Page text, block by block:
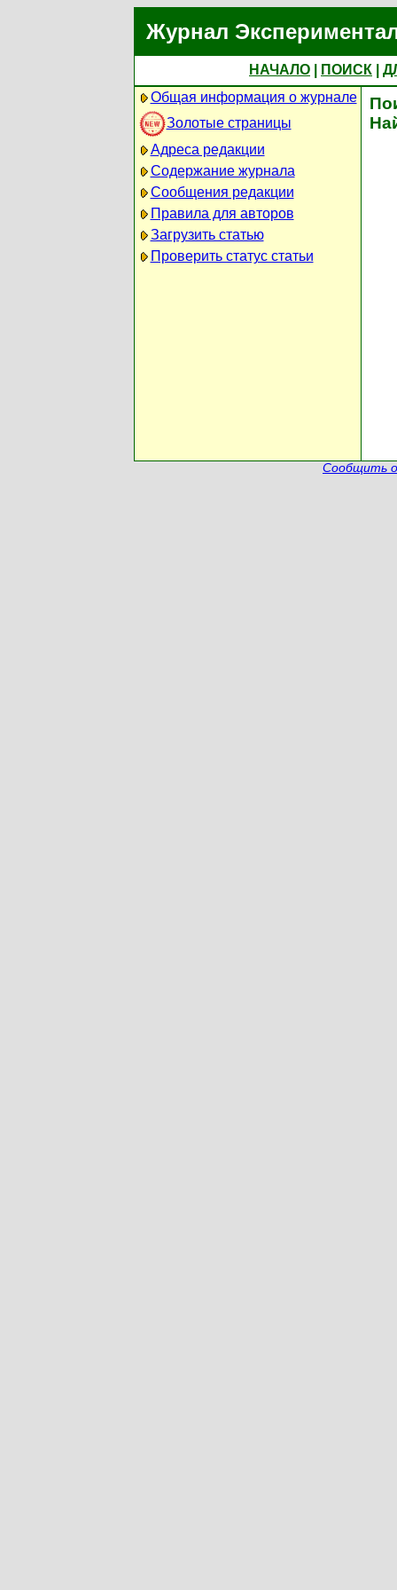
Журнал
НАЧАЛО ПОИСК
Общая информация о журнале
Золотые страницы
Адреса редакции
Содержание журнала
Сообщения редакции
Правила для авторов
Загрузить статью
Проверить статус статьи
Сообщить о